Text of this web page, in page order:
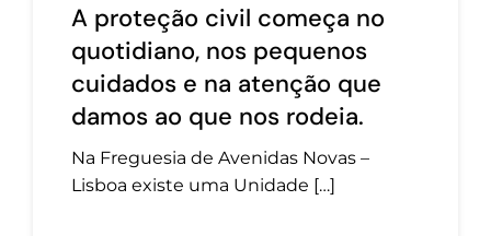
A proteção civil começa no
quotidiano, nos pequenos
cuidados e na atenção que
damos ao que nos rodeia.
Na Freguesia de Avenidas Novas –
Lisboa existe uma Unidade […]